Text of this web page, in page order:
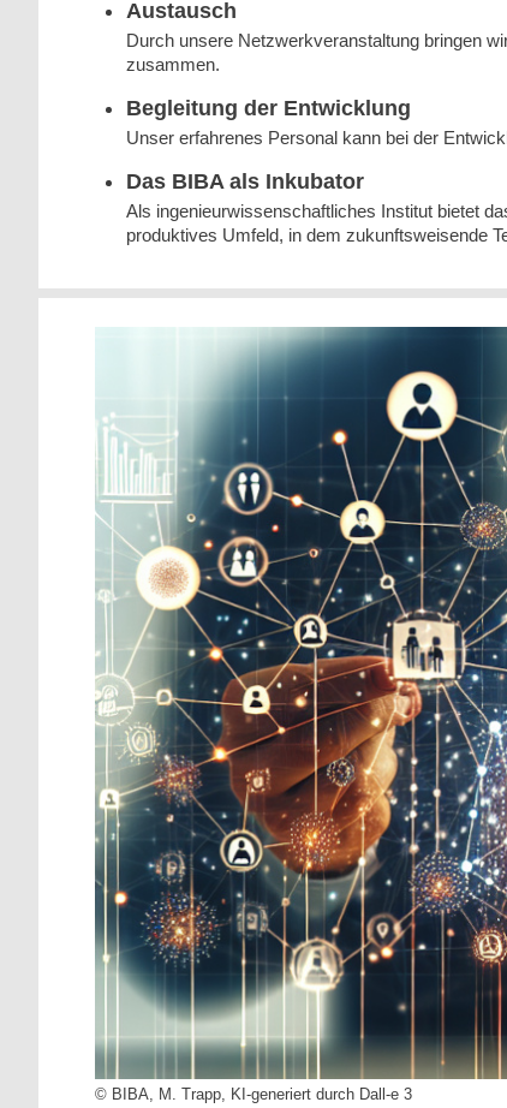
Austausch
Durch unsere Netzwerkveranstaltung bringen
zusammen.
Begleitung der Entwicklung
Unser erfahrenes Personal kann bei der
Das BIBA als Inkubator
Als ingenieurwissenschaftliches Institut bietet
produktives Umfeld, in dem zukunftsweisende
© BIBA, M. Trapp, KI-generiert durch Dall-e 3